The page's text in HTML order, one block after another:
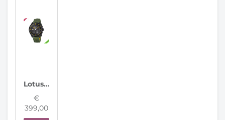
Lotus horloge 20001/7 Connected Full D
€
399,00